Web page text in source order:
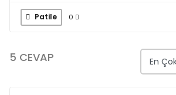
Patile 0
5 CEVAP